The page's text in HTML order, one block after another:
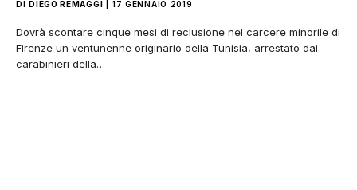
DI DIEGO REMAGGI 17 GENNAIO 2019
Dovrà scontare cinque mesi di reclusione nel carcere minorile di
Firenze un ventunenne originario della Tunisia, arrestato dai
carabinieri della…